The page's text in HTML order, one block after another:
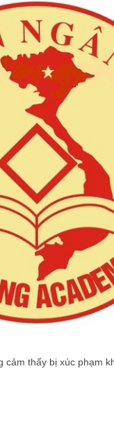
cảm thấy bị xúc phạm